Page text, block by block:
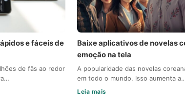
e fáceis de
de fãs ao redor
Baixe aplicativos de novelas
emoção na tela
A popularidade das novelas
em todo o mundo. Isso aumenta
Leia mais